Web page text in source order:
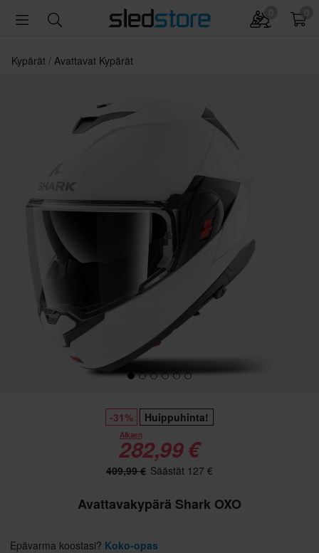
Kypärät Avattavat Kypärät
-31% Huippuhinta!
Alkaen
282,99 €
409,99 € Säästät 127 €
Avattavakypärä Shark OXO
Epävarma koostasi? Koko-opas